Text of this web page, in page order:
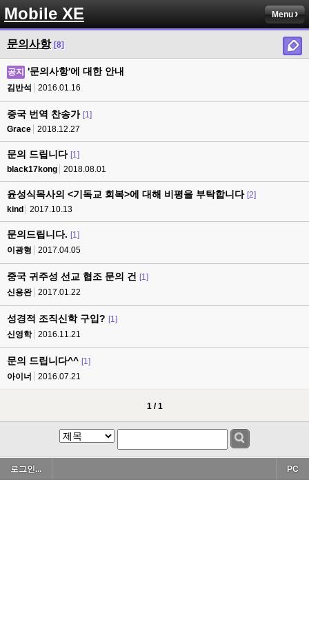
Mobile XE Menu
문의사항 [8]
공지 '문의사항'에 대한 안내
김반석 2016.01.16
중국 번역 찬송가 [1]
Grace
2018.12.27
문의 드립니다 [1]
black17kong
2018.08.01
윤성식목사의 <기독교 회복>에 대해 비평을 부탁합니다 [2]
kind
2017.10.13
문의드립니다. [1]
이광형
2017.04.05
중국 귀주성 선교 협조 문의 건
[1]
신용완
2017.01.22
성경적 조직신학 구입? [1]
신영학
2016.11.21
문의 드립니다^^ [1]
아이너
2016.07.21
1 / 1
로그인... PC